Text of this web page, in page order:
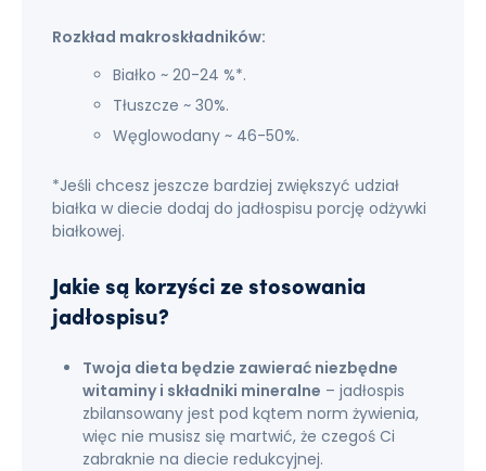
Rozkład makroskładników:
Białko ~ 20-24 %*.
Tłuszcze ~ 30%.
Węglowodany ~ 46-50%.
*Jeśli chcesz jeszcze bardziej zwiększyć udział
białka w diecie dodaj do jadłospisu porcję odżywki
białkowej.
Jakie są korzyści ze stosowania
jadłospisu?
Twoja dieta będzie zawierać niezbędne
witaminy i składniki mineralne – jadłospis
zbilansowany jest pod kątem norm żywienia,
więc nie musisz się martwić, że czegoś Ci
zabraknie na diecie redukcyjnej.